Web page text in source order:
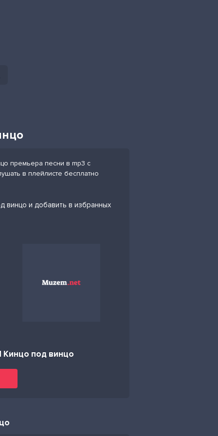
премьера песни в mp3 с
в плейлисте бесплатно
и добавить в избранных
под винцо